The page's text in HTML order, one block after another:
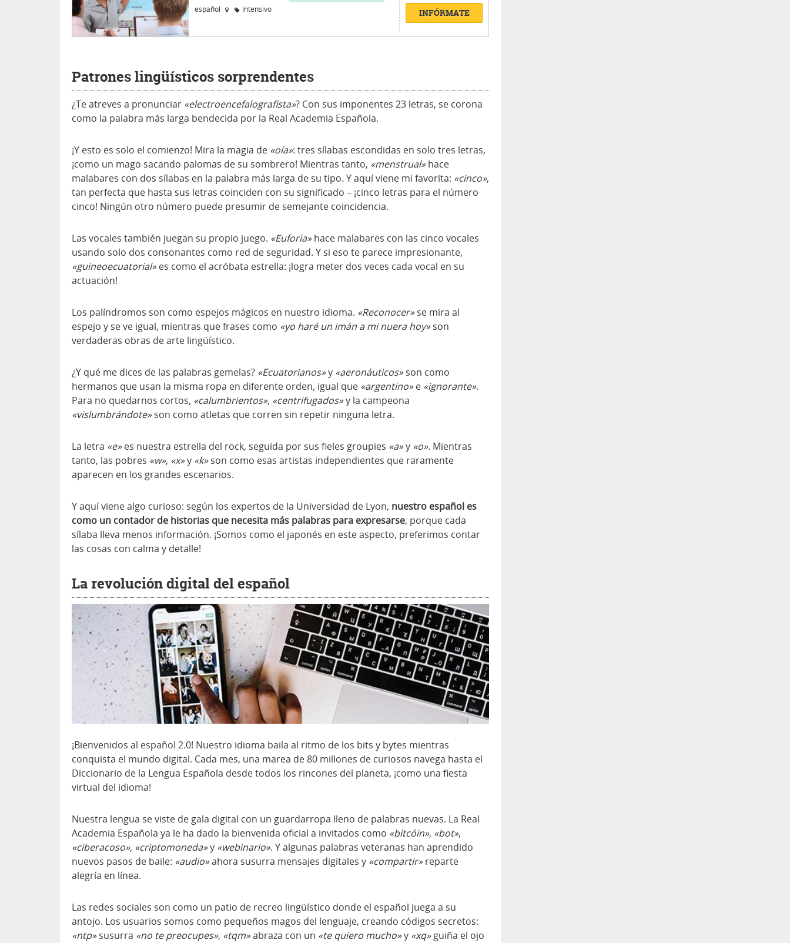
español
Intensivo INFÓRMATE
Patrones lingüísticos sorprendentes
¿Te atreves a pronunciar «electroencefalografista»? Con sus imponentes 23 letras, se corona
como la palabra más larga bendecida por la Real Academia Española.
¡Y esto es solo el comienzo! Mira la magia de «oía»: tres sílabas escondidas en solo tres letras,
¡como un mago sacando palomas de su sombrero! Mientras tanto, «menstrual»hace
malabares con dos sílabas en la palabra más larga de su tipo. Y aquí viene mi favorita: «cinco»,
tan perfecta que hasta sus letras coinciden con su significado – ¡cinco letras para el número
cinco! Ningún otro número puede presumir de semejante coincidencia.
Las vocales también juegan su propio juego. «Euforia»hace malabares con las cinco vocales
usando solo dos consonantes como red de seguridad. Y si eso te parece impresionante,
«guineoecuatorial»es como el acróbata estrella: ¡logra meter dos veces cada vocal en su
actuación!
Los palíndromos son como espejos mágicos en nuestro idioma. «Reconocer»se mira al
espejo y se ve igual, mientras que frases como «yo haré un imán a mi nuera hoy»son
verdaderas obras de arte lingüístico.
¿Y qué me dices de las palabras gemelas? «Ecuatorianos»y «aeronáuticos»son como
hermanos que usan la misma ropa en diferente orden, igual que «argentino»e «ignorante».
Para no quedarnos cortos, «calumbrientos», «centrifugados»y la campeona
«vislumbrándote»son como atletas que corren sin repetir ninguna letra.
La letra «e»es nuestra estrella del rock, seguida por sus fieles groupies «a»y «o». Mientras
tanto, las pobres «w», «x»y «k»son como esas artistas independientes que raramente
aparecen en los grandes escenarios.
Y aquí viene algo curioso: según los expertos de la Universidad de Lyon, nuestro español es
como un contador de historias que necesita más palabras para expresarse, porque cada
sílaba lleva menos información. ¡Somos como el japonés en este aspecto, preferimos contar
las cosas con calma y detalle!
La revolución digital del español
¡Bienvenidos al español 2.0! Nuestro idioma baila al ritmo de los bits y bytes mientras
conquista el mundo digital. Cada mes, una marea de 80 millones de curiosos navega hasta el
Diccionario de la Lengua Española desde todos los rincones del planeta, ¡como una fiesta
virtual del idioma!
Nuestra lengua se viste de gala digital con un guardarropa lleno de palabras nuevas. La Real
Academia Española ya le ha dado la bienvenida oficial a invitados como «bitcóin», «bot»,
«ciberacoso», «criptomoneda»y «webinario». Y algunas palabras veteranas han aprendido
nuevos pasos de baile: «audio»ahora susurra mensajes digitales y «compartir»reparte
alegría en línea.
Las redes sociales son como un patio de recreo lingüístico donde el español juega a su
antojo. Los usuarios somos como pequeños magos del lenguaje, creando códigos secretos:
«ntp»susurra «no te preocupes», «tqm»abraza con un «te quiero mucho»y «xq»guiña el ojo